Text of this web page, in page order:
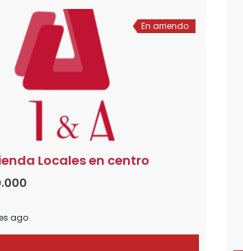
En arriendo
Locales en centro
ago